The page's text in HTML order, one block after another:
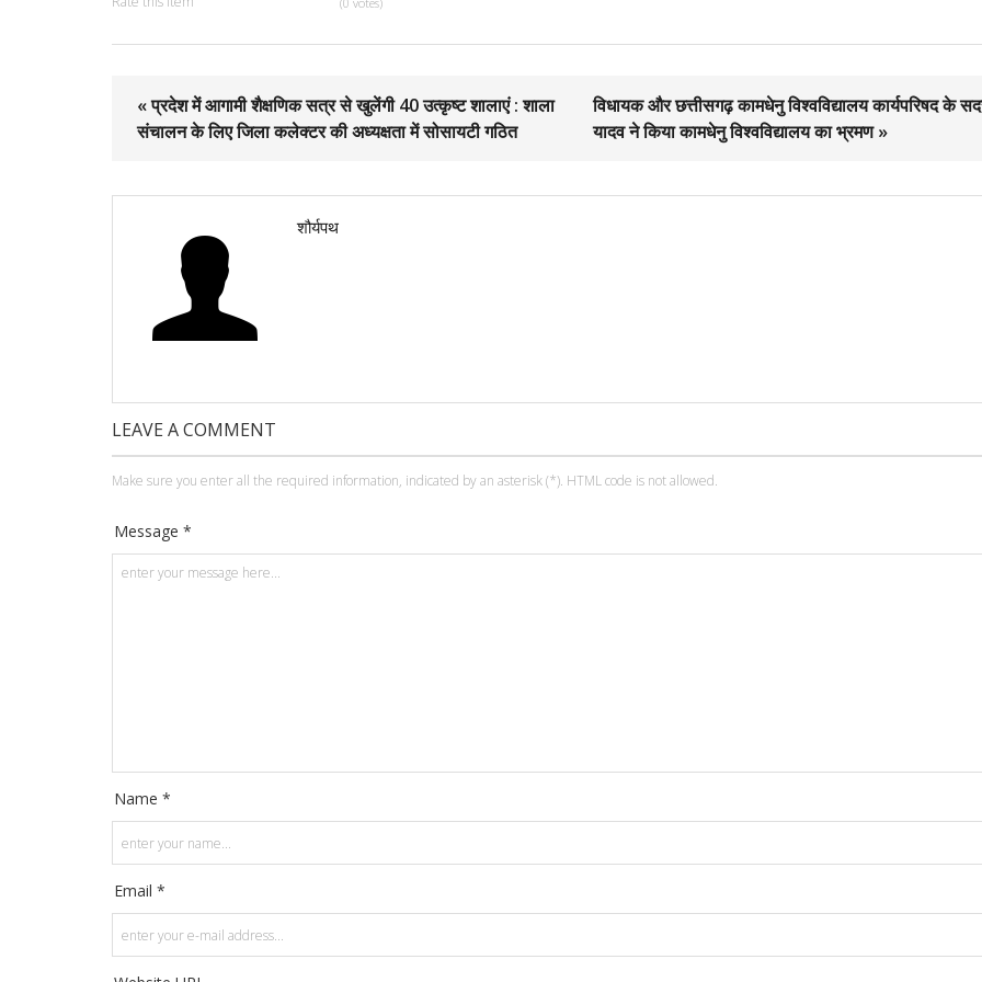
« प्रदेश में आगामी शैक्षणिक सत्र से खुलेंगी 40 उत्कृष्ट शालाएं : शाला
संचालन के लिए जिला कलेक्टर की अध्यक्षता में सोसायटी गठित
विधायक और छत्तीसगढ़ कामधेनु विश्वविद्यालय कार्यपरिषद के
यादव ने किया कामधेनु विश्वविद्यालय का भ्रमण »
शौर्यपथ
LEAVE A COMMENT
Make sure you enter all the required information, indicated by an asterisk (*). HTML code is not allowed.
Message *
Name *
Email *